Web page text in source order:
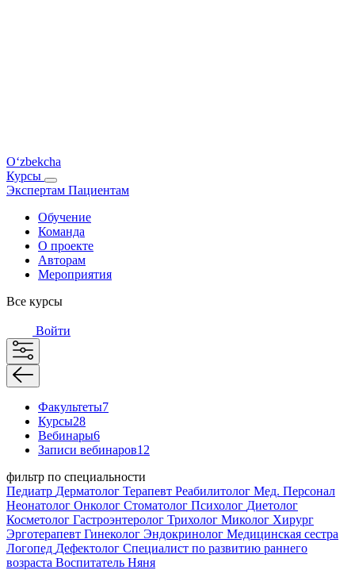
O‘zbekcha
Курсы
Экспертам Пациентам
Обучение
Команда
О проекте
Авторам
Мероприятия
Все курсы
Войти
Факультеты7
Курсы28
Вебинары6
Записи вебинаров12
фильтр по специальности
Педиатр Дерматолог Терапевт Реабилитолог Мед. Персонал
Неонатолог Онколог Стоматолог Психолог Диетолог
Косметолог Гастроэнтеролог Трихолог Миколог Хирург
Эрготерапевт Гинеколог Эндокринолог Медицинская сестра
Логопед Дефектолог Специалист по развитию раннего
возраста Воспитатель Няня